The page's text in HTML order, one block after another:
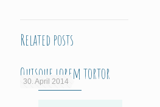
Related posts
30. April 2014
Quisque lorem tortor